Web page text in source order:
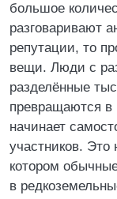
большое
разговаривают
репутации, то
вещи. Люди с
разделённые
превращаются в
начинает
участников. Это
котором
в